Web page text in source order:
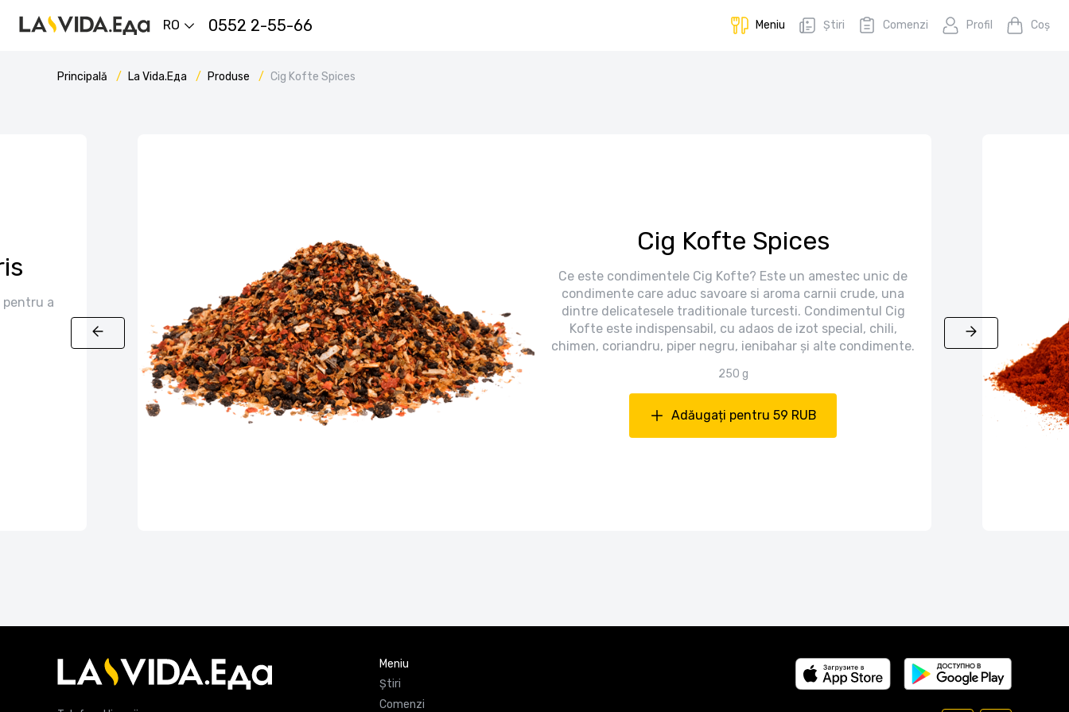
RO 0552 2-55-66 Meniu Știri Comenzi Profil Coş
Principală La Vida.Еда Produse Cig Kofte Spices
a
Cig Kofte Spices
Ce este condimentele Cig Kofte? Este un amestec unic de
condimente care aduc savoare si aroma carnii crude, una
dintre delicatesele traditionale turcesti. Condimentul Cig
Kofte este indispensabil, cu adaos de izot special, chili,
chimen, coriandru, piper negru, ienibahar și alte condimente.
250 g
Adăugați pentru 59 RUB
Meniu
Știri
Comenzi